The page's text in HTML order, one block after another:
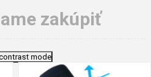
zakúpiť
mode